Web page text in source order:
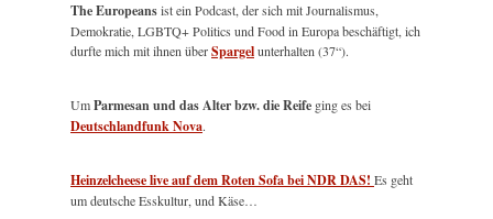
The Europeansist ein Podcast, der sich mit Journalismus,
Demokratie, LGBTQ+ Politics und Food in Europa beschäftigt, ich
durfte mich mit ihnen überSpargelunterhalten (37“).
UmParmesan und das Alter bzw. die Reife ging es bei
Deutschlandfunk Nova.
Heinzelcheese live auf dem Roten Sofa bei NDR DAS! Es geht
um deutsche Esskultur, und Käse…